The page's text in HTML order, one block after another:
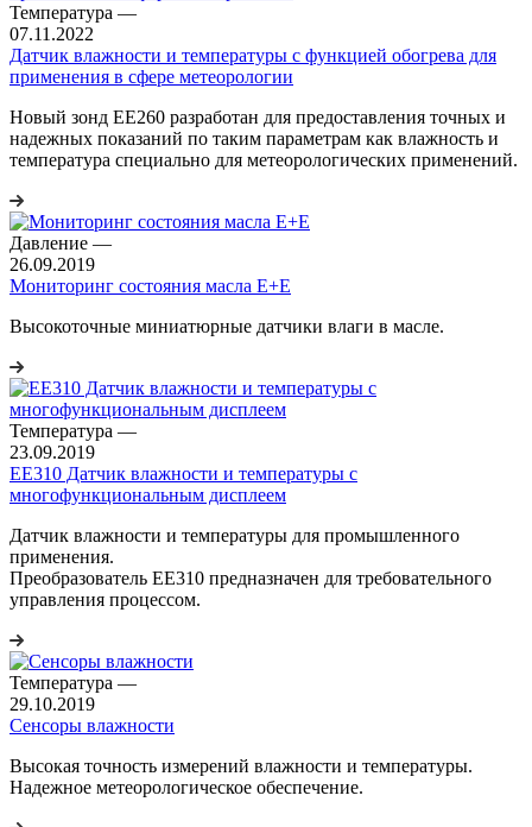
Температура —
07.11.2022
Датчик влажности и температуры с функцией обогрева для
применения в сфере метеорологии
Новый зонд EE260 разработан для предоставления точных и
надежных показаний по таким параметрам как влажность и
температура специально для метеорологических применений.
Давление —
26.09.2019
Мониторинг состояния масла E+E
Высокоточные миниатюрные датчики влаги в масле.
Температура —
23.09.2019
EE310 Датчик влажности и температуры с
многофункциональным дисплеем
Датчик влажности и температуры для промышленного
применения.
Преобразователь EE310 предназначен для требовательного
управления процессом.
Температура —
29.10.2019
Сенсоры влажности
Высокая точность измерений влажности и температуры.
Надежное метеорологическое обеспечение.